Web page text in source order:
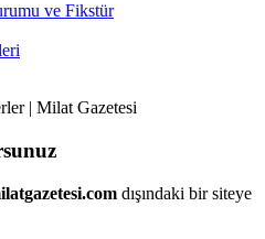
ve Fikstür
dışındaki bir siteye